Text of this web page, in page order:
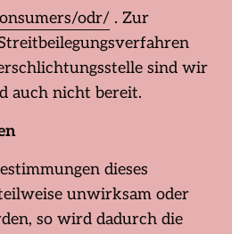
odr/ . Zur
sind wir
auch nicht bereit.
dieses
unwirksam oder
so wird dadurch die